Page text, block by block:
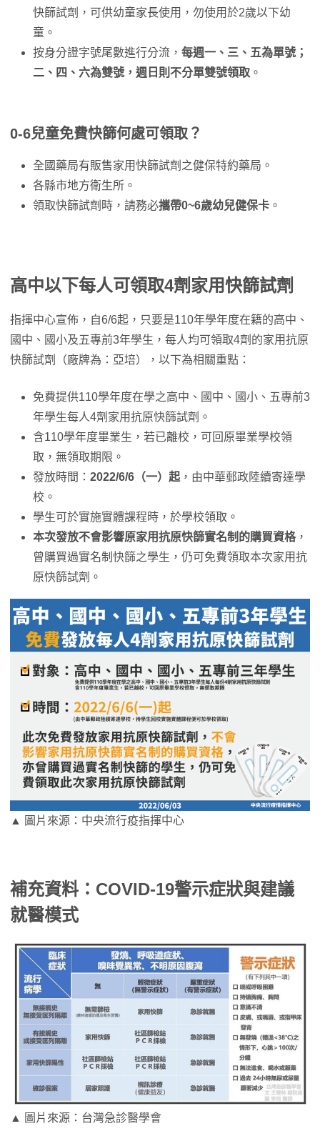
快篩試劑，可供幼童家長使用，勿使用於2歲以下幼
童。
按身分證字號尾數進行分流， 每週一、三、五為單號；
二、四、六為雙號，週日則不分單雙號領取 。
0-6兒童免費快篩何處可領取？
全國藥局有販售家用快篩試劑之健保特約藥局。
各縣市地方衛生所。
領取快篩試劑時，請務必攜帶0~6歲幼兒健保卡 。
高中以下每人可領取4劑家用快篩試劑
指揮中心宣佈，自6/6起，只要是110年學年度在籍的高中、
國中、國小及五專前3年學生，每人均可領取4劑的家用抗原
快篩試劑（廠牌為：亞培），以下為相關重點：
免費提供110學年度在學之高中、國中、國小、五專前3
年學生每人4劑家用抗原快篩試劑。
含110學年度畢業生，若已離校，可回原畢業學校領
取，無領取期限。
發放時間： 2022/6/6（一）起 ，由中華郵政陸續寄達學
校。
學生可於實施實體課程時，於學校領取。
本次發放不會影響原家用抗原快篩實名制的購買資格，
曾購買過實名制快篩之學生，仍可免費領取本次家用抗
原快篩試劑。
▲ 圖片來源：中央流行疫指揮中心
補充資料：COVID-19警示症狀與建議
就醫模式
▲ 圖片來源：台灣急診醫學會